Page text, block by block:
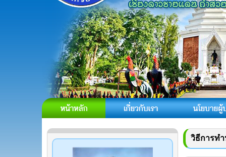
วิธีการท